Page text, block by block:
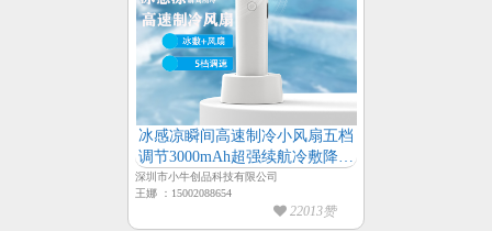
冰感凉瞬间高速制冷小风扇五档
调节3000mAh超强续航冷敷降温
风扇
深圳市小牛创品科技有限公司
王娜 ：15002088654
22013赞